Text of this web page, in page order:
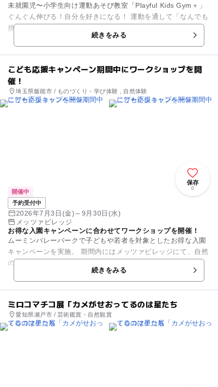
未就園児〜小学生向け運動あそび教室「Playful Kids Gym＋」
ぐんぐん伸びる！自分を好きになる！ 運動を通して「なんでも
続きをみる
こども応援キャンペーン期間中にワークショップを開
催！
埼玉県飯能市 / ものづくり・学び体験 , 自然体験
保存
0
開催中
予約受付中
2026年7月3日(金)～9月30日(水)
メッツァビレッジ
お得な入園キャンペーンに合わせてワークショップを開催！
ムーミンバレーパークで子どもや若者を対象としたお得な入園
キャンペーンを実施。 期間内にはメッツァビレッジにて、自然
の素材を使ったワークショップが楽しめますよ。竹とうろうづ
くりに加え、今年は飯能の...続きをみる
ミロコマチコ展「カメがせおってるのは星たち
愛知県瀬戸市 / 芸術鑑賞・自然観賞